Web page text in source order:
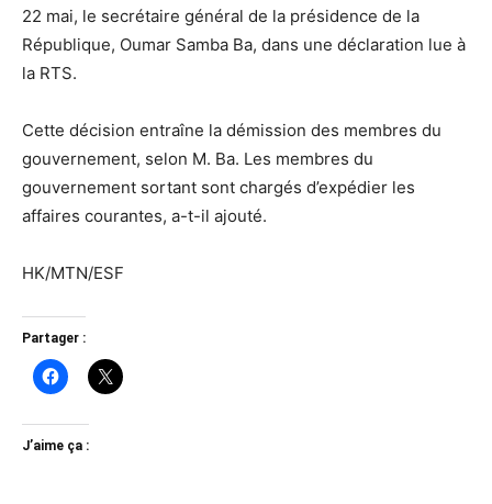
22 mai, le secrétaire général de la présidence de la
République, Oumar Samba Ba, dans une déclaration lue à
la RTS.
Cette décision entraîne la démission des membres du
gouvernement, selon M. Ba. Les membres du
gouvernement sortant sont chargés d’expédier les
affaires courantes, a-t-il ajouté.
HK/MTN/ESF
Partager :
J’aime ça :